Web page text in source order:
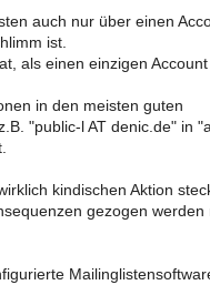
auch nur über einen
ist.
als einen einzigen
in den meisten guten
"public-l AT denic.de" in
kindischen Aktion
gezogen werden